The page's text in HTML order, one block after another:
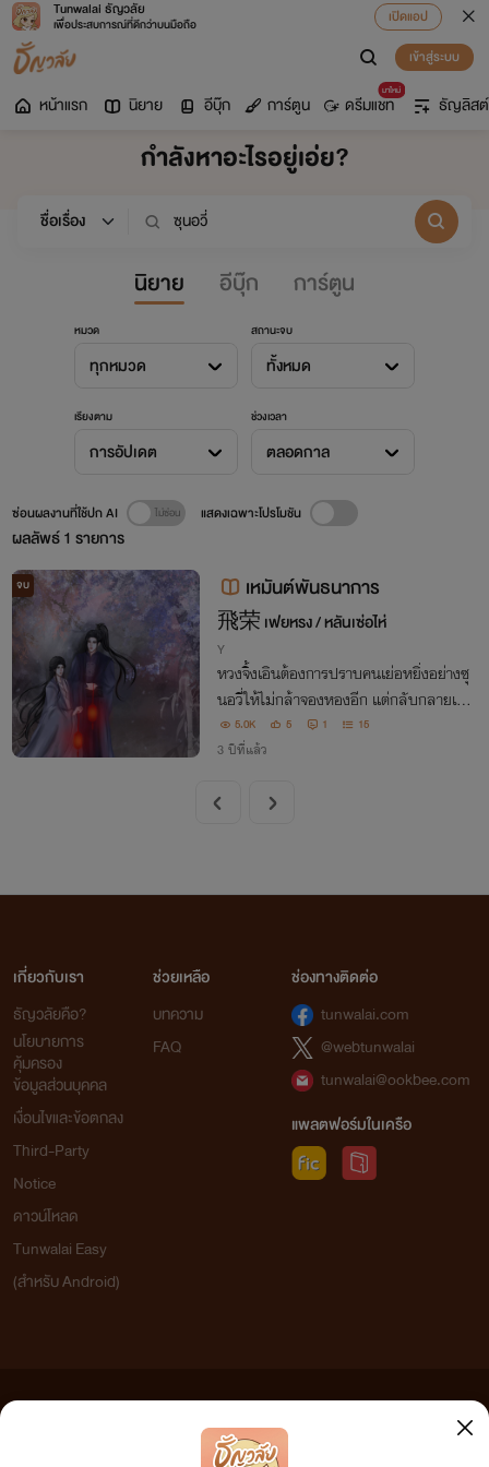
Tunwalai ธัญวลัย
เพื่อประสบการณ์ที่ดีกว่าบนมือถือ
เปิดแอป
เข้าสู่ระบบ
หน้าแรก นิยาย อีบุ๊ก การ์ตูน
มาใหม่
ดรีมแชท ธัญลิสต์
กำลังหาอะไรอยู่เอ่ย?
นิยาย อีบุ๊ก การ์ตูน
หมวด
ทุกหมวด
สถานะจบ
ทั้งหมด
เรียงตาม
การอัปเดต
ช่วงเวลา
ตลอดกาล
ผลลัพธ์1 รายการ
ซ่อนผลงานที่ใช้ปก AI แสดงเฉพาะโปรโมชัน
จบ เหมันต์พันธนาการ
飛荣 เฟยหรง / หลันเซ่อไห่
Y
หวงจิ้งเอินต้องการปราบคนเย่อหยิ่งอย่างซุ
นอวี่ให้ไม่กล้าจองหองอีก แต่กลับกลายเป็น
ว่าเขาตกลงไปในหลุมพรางนั้นเสียเองจนกลั
บกลายเป็นเรื่องราวเข้าใจผิดครั้งใหญ่
5.0K 5 1 15
3 ปีที่แล้ว
เกี่ยวกับเรา
ธัญวลัยคือ?
นโยบายการ
คุ้มครอง
ข้อมูลส่วนบุคคล
เงื่อนไขและข้อตกลง
Third-Party
Notice
ดาวน์โหลด
Tunwalai Easy
(สำหรับ Android)
ช่วยเหลือ
บทความ
FAQ
ช่องทางติดต่อ
tunwalai.com
@webtunwalai
tunwalai@ookbee.com
แพลตฟอร์มในเครือ
เว็บไซต์แห่งนี้ไม่ได้เห็นด้วยและไม่ขอรับผิดชอบต่อข้อความใดๆ ทั้งสิ้น ดังนั้นผู้อ่านทุกท่านโปรดใช้
วิจารณญาณในการกลั่นกรองด้วยตนเอง และหากท่านพบข้อความใดๆ ที่ขัดต่อกฎหมายและศีลธรรม